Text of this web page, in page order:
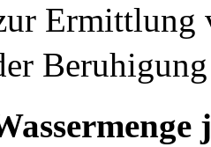
Ermittlung